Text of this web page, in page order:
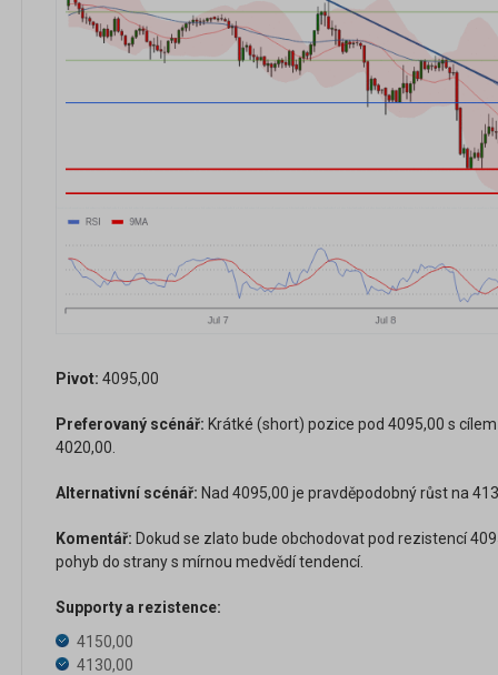
Pivot: 4095,00
Preferovaný scénář: Krátké (short) pozice pod 4095,00 s
4020,00.
Alternativní scénář: Nad 4095,00 je pravděpodobný růst na
Komentář: Dokud se zlato bude obchodovat pod rezistencí
pohyb do strany s mírnou medvědí tendencí.
Supporty a rezistence:
4150,00
4130,00